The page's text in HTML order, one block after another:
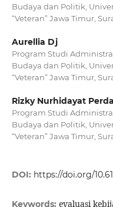
Budaya dan Politik,
“Veteran” Jawa Timur,
Aurellia Dj
Program Studi
Budaya dan Politik,
“Veteran” Jawa Timur,
Rizky Nurhidayat
Program Studi
Budaya dan Politik,
“Veteran” Jawa Timur,
DOI: https://doi.org/
Keywords: evaluasi